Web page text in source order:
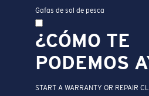
Gafas de sol de pesca
¿CÓMO TE
PODEMOS
START A WARRANTY OR REPAIR